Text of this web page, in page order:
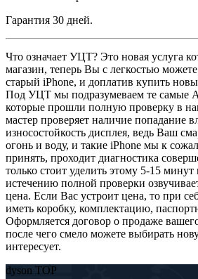
Гарантия 30 дней.
Что означает УЦТ? Это новая услуга
магазин, теперь Вы с легкостью можете
старый iPhone, и доплатив купить
Под УЦТ мы подразумеваем те самые
которые прошли полную проверку в
мастер проверяет наличие попадание
износостойкость дисплея, ведь Ваш
огонь и воду, и такие iPhone мы к
принять, проходит диагностика
только стоит уделить этому 5-15
истечению полной проверки
цена. Если Вас устроит цена, то при
иметь коробку, комплектацию,
Оформляется договор о продаже
после чего смело можете выбирать
интересует.
dyson TOP